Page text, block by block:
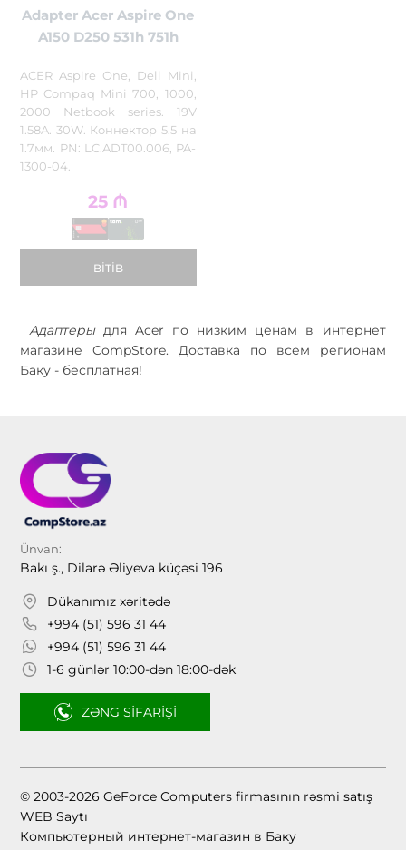
Adapter Acer Aspire One
A150 D250 531h 751h
ACER Aspire One, Dell Mini,
HP Compaq Mini 700, 1000,
2000 Netbook series. 19V
1.58A. 30W. Коннектор 5.5 на
1.7мм. PN: LC.ADT00.006, PA-
1300-04.
25 ₼
BITIB
Адаптерыдля Acer по низким ценам в интернет
магазине CompStore. Доставка по всем регионам
Баку - бесплатная!
Ünvan:
Bakı ş., Dilarə Əliyeva küçəsi 196
Dükanımız xəritədə
+994 (51) 596 31 44
+994 (51) 596 31 44
1-6 günlər 10:00-dən 18:00-dək
ZƏNG SIFARIŞI
© 2003-2026 GeForce Computers firmasının rəsmi satış
WEB Saytı
Компьютерный интернет-магазин в Баку